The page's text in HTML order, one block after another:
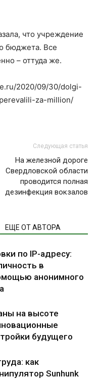
что учреждение
бюджета. Все
– оттуда же.
2020/09/30/dolgi-
za-million/
Следующая статья
На железной дороге
Свердловской области
проводится полная
дезинфекция вокзалов
ЕЩЕ ОТ АВТОРА
по IP-адресу:
в
анонимного
на высоте
будущего
как
Sunhunk